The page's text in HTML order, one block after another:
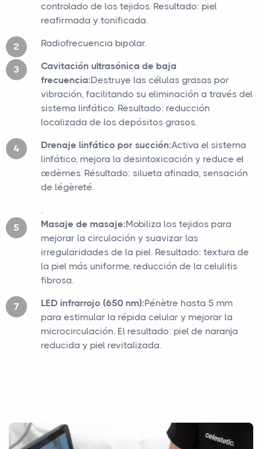
controlado de los tejidos. Resultado: piel
reafirmada y tonificada.
Radiofrecuencia bipolar.
Cavitación ultrasónica de baja
frecuencia:Destruye las células grasas por
vibración, facilitando su eliminación a través del
sistema linfático. Resultado: reducción
localizada de los depósitos grasos.
Drenaje linfático por succión:Activa el sistema
linfático, mejora la desintoxicación y reduce el
œdèmes. Résultado: silueta afinada, sensación
de légèreté.
.
Masaje de masaje:Mobiliza los tejidos para
mejorar la circulación y suavizar las
irregularidades de la piel. Resultado: textura de
la piel más uniforme, reducción de la celulitis
fibrosa.
LED infrarrojo (650 nm):Pénètre hasta 5 mm
para estimular la répida celular y mejorar la
microcirculación. El resultado: piel de naranja
reducida y piel revitalizada.